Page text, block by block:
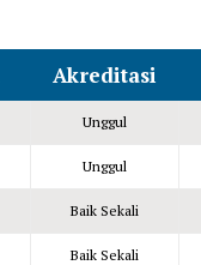
Akreditasi
Unggul
Unggul
Baik Sekali
Baik Sekali